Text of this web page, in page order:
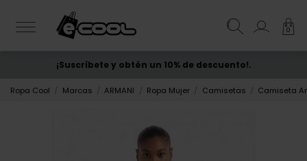
0
ENVÍO GRATIS desde 50€
¡Suscríbete y obtén un 10% de descuento!.
Ropa Cool Marcas ARMANI Ropa Mujer Camisetas Camiseta